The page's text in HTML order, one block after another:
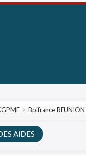
> Bpifrance
AIDES